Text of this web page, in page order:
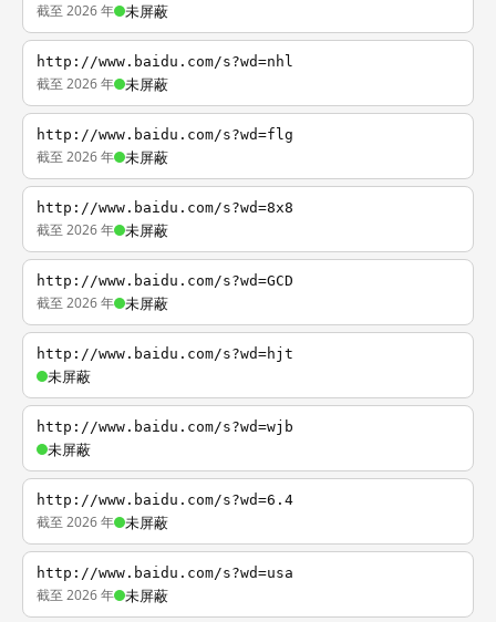
截至 2026 年 未屏蔽
http://www.baidu.com/s?wd=nhl
截至 2026 年 未屏蔽
http://www.baidu.com/s?wd=flg
截至 2026 年 未屏蔽
http://www.baidu.com/s?wd=8x8
截至 2026 年 未屏蔽
http://www.baidu.com/s?wd=GCD
截至 2026 年 未屏蔽
http://www.baidu.com/s?wd=hjt
未屏蔽
http://www.baidu.com/s?wd=wjb
未屏蔽
http://www.baidu.com/s?wd=6.4
截至 2026 年 未屏蔽
http://www.baidu.com/s?wd=usa
截至 2026 年 未屏蔽